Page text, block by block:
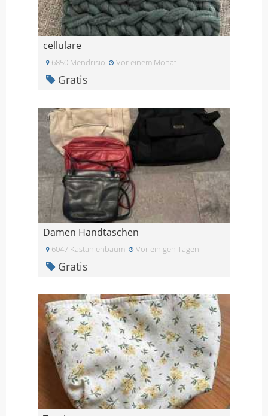
cellulare
6850 Mendrisio Vor einem Monat
Gratis
Damen Handtaschen
6047 Kastanienbaum Vor einigen Tagen
Gratis